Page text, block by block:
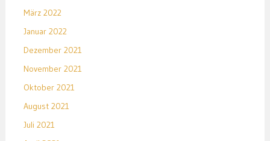
März 2022
Januar 2022
Dezember 2021
November 2021
Oktober 2021
August 2021
Juli 2021